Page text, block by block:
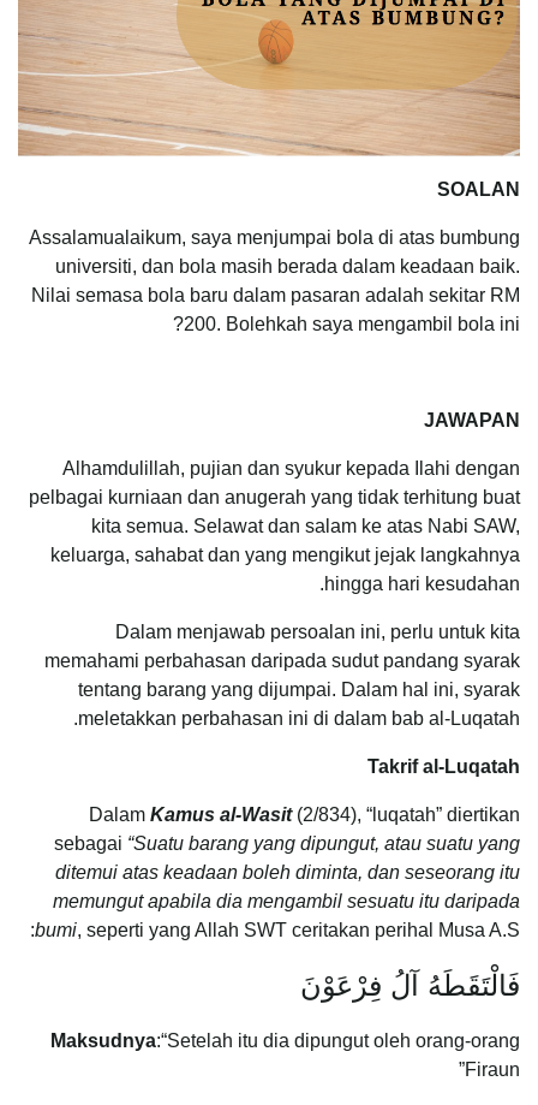
SOALAN
Assalamualaikum, saya menjumpai bola di atas bumbung
universiti, dan bola masih berada dalam keadaan baik.
Nilai semasa bola baru dalam pasaran adalah sekitar RM
200. Bolehkah saya mengambil bola ini?
JAWAPAN
Alhamdulillah, pujian dan syukur kepada Ilahi dengan
pelbagai kurniaan dan anugerah yang tidak terhitung buat
kita semua. Selawat dan salam ke atas Nabi SAW,
keluarga, sahabat dan yang mengikut jejak langkahnya
hingga hari kesudahan.
Dalam menjawab persoalan ini, perlu untuk kita
memahami perbahasan daripada sudut pandang syarak
tentang barang yang dijumpai. Dalam hal ini, syarak
meletakkan perbahasan ini di dalam bab al-Luqatah.
Takrif al-Luqatah
Dalam Kamus al-Wasit (2/834), “luqatah” diertikan
sebagai “Suatu barang yang dipungut, atau suatu yang
ditemui atas keadaan boleh diminta, dan seseorang itu
memungut apabila dia mengambil sesuatu itu daripada
bumi, seperti yang Allah SWT ceritakan perihal Musa A.S:
فَالْتَقَطَهُ آلُ فِرْعَوْنَ
Maksudnya:“Setelah itu dia dipungut oleh orang-orang
Firaun”